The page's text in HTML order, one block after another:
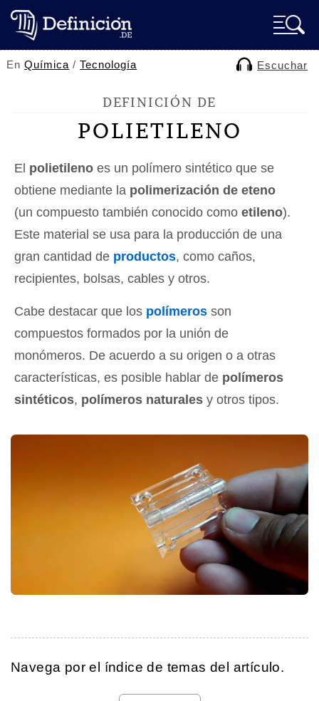
EnQuímica /Tecnología Escuchar
DEFINICIÓN DE
POLIETILENO
El polietileno es un polímero sintético que se
obtiene mediante la polimerización de eteno
(un compuesto también conocido como etileno).
Este material se usa para la producción de una
gran cantidad de productos, como caños,
recipientes, bolsas, cables y otros.
Cabe destacar que los polímeros son
compuestos formados por la unión de
monómeros. De acuerdo a su origen o a otras
características, es posible hablar de polímeros
sintéticos, polímeros naturales y otros tipos.
Navega por el índice de temas del artículo.